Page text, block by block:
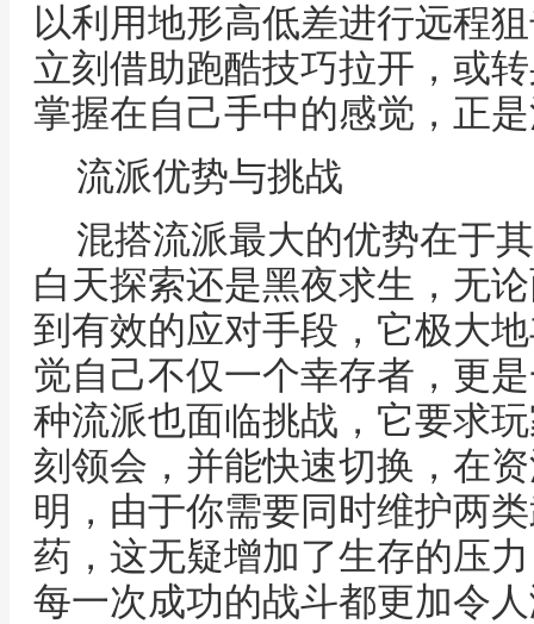
以利用地形高低差进行远程
立刻借助跑酷技巧拉开，或
掌握在自己手中的感觉，正
流派优势与挑战
混搭流派最大的优势在于
白天探索还是黑夜求生，无
到有效的应对手段，它极大
觉自己不仅一个幸存者，更
种流派也面临挑战，它要求
刻领会，并能快速切换，在
明，由于你需要同时维护两
药，这无疑增加了生存的压
每一次成功的战斗都更加令